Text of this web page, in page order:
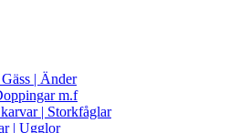
| Änder
m.f
| Storkfåglar
| Ugglor